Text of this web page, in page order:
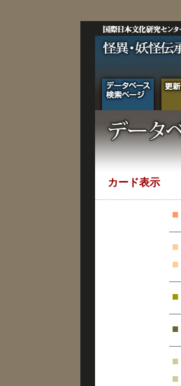
カード表示
■
■
■
■
■
■
■